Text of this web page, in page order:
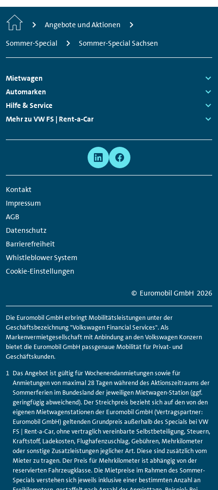
Start
Angebote und Aktionen
Sommer-Special
Sommer-Special Sachsen
Footer
Navigation
Mietwagen
Links:
Automarken
Links:
Hilfe & Service
Links:
Mehr zu VW FS | Rent-a-Car
Kontakt
Impressum
AGB
Datenschutz
Barrierefreiheit
Whistleblower System
Cookie-Einstellungen
Network
Links
© Euromobil GmbH 2026
Die Euromobil GmbH erbringt Mobilitätsleistungen unter der
Geschäftsbezeichnung "Volkswagen Financial Services". Als
Markenvermietgesellschaft mit Anbindung an den Volkswagen Konzern
bietet die Euromobil GmbH passgenaue Mobilität für Privat- und
Geschäftskunden.
Das Angebot ist gültig für Wochenendanmietungen sowie für
Anmietungen von maximal 28 Tagen während des Aktionszeitraums der
Sommerferien im Bundesland der jeweiligen Mietwagen-Station (ggf.
geringfügig abweichend). Der Streichpreis bezieht sich auf den von den
eigenen Mietwagenstationen der Euromobil GmbH (Vertragspartner:
Euromobil GmbH) geltenden Grundpreis außerhalb des Specials bei VW
FS | Rent-a-Car, ohne vertraglich vereinbarte Selbstbeteiligung, Steuern,
Kraftstoff, Ladekosten, Flughafenzuschlag, Gebühren, Mehrkilometer
oder sonstige Zusatzleistungen jeglicher Art. Diese sind zusätzlich vom
Mieter zu tragen. Der Preis für Mehrkilometer ist abhängig von der
reservierten Fahrzeugklasse. Die Mietpreise im Rahmen des Sommer-
Specials verstehen sich jeweils inklusive einer bestimmten Anzahl an